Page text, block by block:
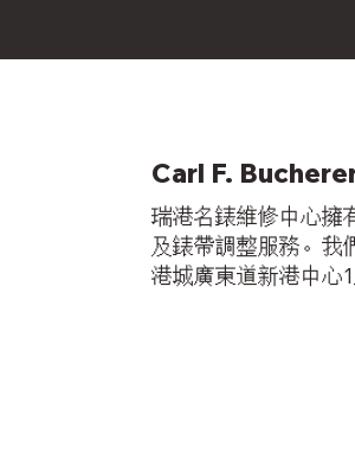
Carl F.
瑞港名錶維修中心擁
及錶帶調整服務。我
港城廣東道新港中心